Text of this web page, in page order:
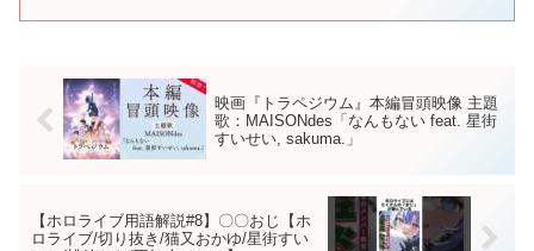
映画『トラペジウム』本編冒頭映像 主題
歌：MAISONdes「なんもない feat. 星街
すいせい, sakuma.」
【ホロライブ用語解説#8】〇〇おじ【ホ
ロライブ/切り抜き/猫又おかゆ/星街すい